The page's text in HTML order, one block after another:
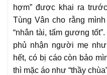
hợm” được khai ra
Tùng Vân cho rằng
“nhân tài, tấm gương
phủ nhận người mẹ
hết, có bị cáo còn bảo
thì mặc áo như “thầy